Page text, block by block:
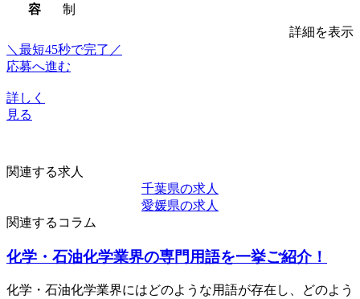
容
制
詳細を表示
＼最短45秒で完了／
応募へ進む
詳しく
見る
関連する求人
千葉県の求人
愛媛県の求人
関連するコラム
化学・石油化学業界の専門用語を一挙ご紹介！
化学・石油化学業界にはどのような用語が存在し、どのよう